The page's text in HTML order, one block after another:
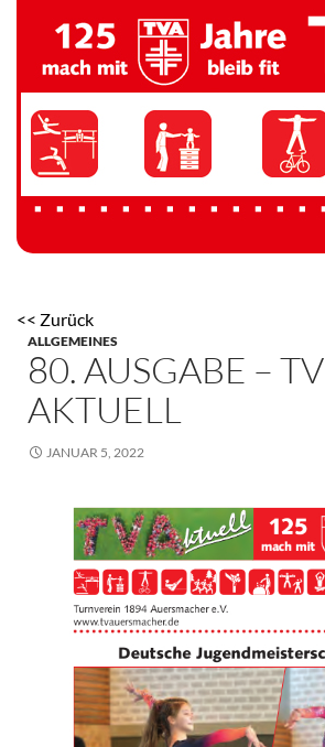
TV 1894 Auersmacher
<< Zurück
ALLGEMEINES
80. AUSGABE – TV
AKTUELL
JANUAR 5, 2022